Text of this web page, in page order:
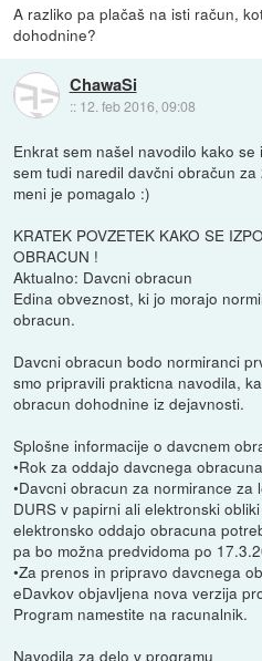
A razliko pa plačaš na isti račun,
dohodnine?
ChawaSi
:: 12. feb 2016, 09:08
Enkrat sem našel navodilo kako
sem tudi naredil davčni obračun
meni je pomagalo :)
KRATEK POVZETEK KAKO SE
OBRACUN !
Aktualno: Davcni obracun
Edina obveznost, ki jo morajo
obracun.
Davcni obracun bodo normiranci
smo pripravili prakticna navodila,
obracun dohodnine iz dejavnosti.
Splošne informacije o davcnem
•Rok za oddajo davcnega
•Davcni obracun za normirance
DURS v papirni ali elektronski
elektronsko oddajo obracuna
pa bo možna predvidoma po
•Za prenos in pripravo davcnega
eDavkov objavljena nova verzija
Program namestite na racunalnik.
Navodila za delo v programu